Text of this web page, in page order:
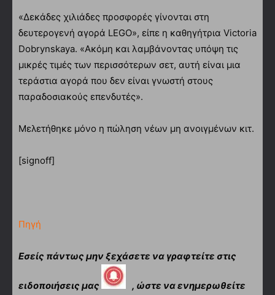
«Δεκάδες χιλιάδες προσφορές γίνονται στη
δευτερογενή αγορά LEGO», είπε η καθηγήτρια Victoria
Dobrynskaya. «Ακόμη και λαμβάνοντας υπόψη τις
μικρές τιμές των περισσότερων σετ, αυτή είναι μια
τεράστια αγορά που δεν είναι γνωστή στους
παραδοσιακούς επενδυτές».
Μελετήθηκε μόνο η πώληση νέων μη ανοιγμένων κιτ.
[signoff]
Πηγή
Εσείς πάντως μην ξεχάσετε να γραφτείτε στις
ειδοποιήσεις μας
, ώστε να ενημερωθείτε